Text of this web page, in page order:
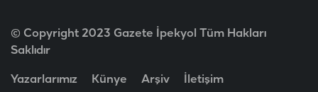
© Copyright 2023 Gazete İpekyol Tüm Hakları
Saklıdır
Yazarlarımız Künye Arşiv
İletişim